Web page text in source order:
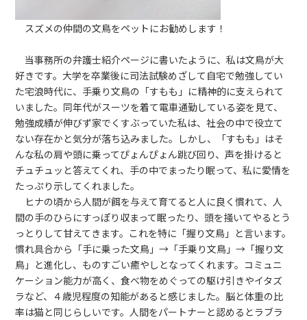
スズメの仲間の文鳥をペットにお勧めします！
当事務所の弁護士紹介ページに書いたように、私は文鳥が大
好きです。大学を卒業後に司法試験めざして自宅で勉強してい
た宅浪時代に、手乗り文鳥の「すもも」に精神的に支えられて
いました。同年代がスーツを着て電車通勤している姿を見て、
勉強成績が伸びず家でくすぶっていた私は、社会の中で役立て
ない存在かと気分が落ち込みました。しかし、「すもも」はそ
んな私の肩や頭に乗ってぴょんぴょん跳び回り、声を掛けると
チュチュッと答えてくれ、手の中でまったり眠って、私に愛情を
たっぷり示してくれました。
ヒナの頃から人間が餌を与えて育てると人に良く慣れて、人
間の手のひらにすっぽり収まって眠ったり、頭を掻いてやるとう
っとりして甘えてきます。これを特に「握り文鳥」と言います。
慣れ具合から「手に乗った文鳥」→「手乗り文鳥」→「握り文
鳥」と進化し、ものすごい癒やしとなってくれます。コミュニ
ケーション能力が高く、食べ物をめぐっての駆け引きやイタズ
ラなど、４歳児程度の知能があると感じました。脳と体重の比
率は猫と同じらしいです。人間をパートナーと認めるとラブラ